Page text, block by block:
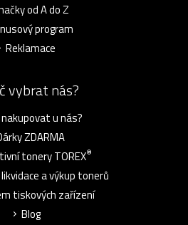
od A do Z
program
Reklamace
vybrat nás?
u nás?
ZDARMA
tonery TOREX®
a výkup tonerů
tiskových zařízení
Blog